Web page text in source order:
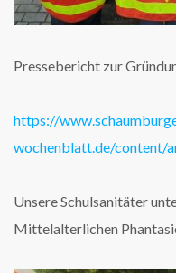
Pressebericht zur
https://
wochenblatt.de/content/
Unsere Schulsanitäter
Mittelalterlichen